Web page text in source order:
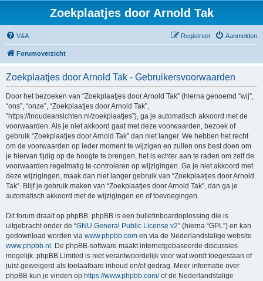
Zoekplaatjes door Arnold Tak
V&A Aanmelden
Registreer
Forumoverzicht
Zoekplaatjes door Arnold Tak - Gebruikersvoorwaarden
Door het bezoeken van “Zoekplaatjes door Arnold Tak” (hierna genoemd “wij”,
“ons”, “onze”, “Zoekplaatjes door Arnold Tak”,
“https://inoudeansichten.nl/zoekplaatjes”), ga je automatisch akkoord met de
voorwaarden. Als je niet akkoord gaat met deze voorwaarden, bezoek of
gebruik “Zoekplaatjes door Arnold Tak” dan niet langer. We hebben het recht
om de voorwaarden op ieder moment te wijzigen en zullen ons best doen om
je hiervan tijdig op de hoogte te brengen, het is echter aan te raden om zelf de
voorwaarden regelmatig te controleren op wijzigingen. Ga je niet akkoord met
deze wijzigingen, maak dan niet langer gebruik van “Zoekplaatjes door Arnold
Tak”. Blijf je gebruik maken van “Zoekplaatjes door Arnold Tak”, dan ga je
automatisch akkoord met de wijzigingen en of toevoegingen.
Dit forum draait op phpBB. phpBB is een bulletinboardoplossing die is
uitgebracht onder de “GNU General Public License v2” (hierna “GPL”) en kan
gedownload worden via www.phpbb.com en via de Nederlandstalige website
www.phpbb.nl . De phpBB-software maakt internetgebaseerde discussies
mogelijk. phpBB Limited is niet verantwoordelijk voor wat wordt toegestaan of
juist geweigerd als toelaatbare inhoud en/of gedrag. Meer informatie over
phpBB kun je vinden op https://www.phpbb.com/of de Nederlandstalige